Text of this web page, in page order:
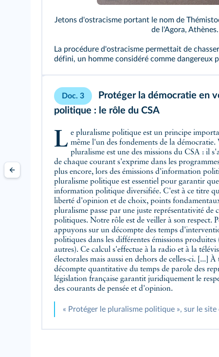
Jetons d'ostracisme portant le nom de
de l'Agora, Athènes.
La procédure d'ostracisme permettait de
défini, un homme considéré comme dangereux
Doc. 3
Protéger la démocratie en
politique : le rôle du CSA
Le pluralisme politique est un principe important dans notre société. C'est même l'un des fondements de la démocratie.
pluralisme est une des missions du CSA : il
de chaque courant s'exprime dans les
plus encore, lors des émissions d'information
pluralisme politique est essentiel pour garantir
information politique diversifiée. C'est à ce titre
liberté d'opinion et de choix, points
pluralisme passe par une juste représentativité de
politiques. Notre rôle est de veiller à son respect.
appuyons sur un décompte des temps
politiques dans les différentes émissions
autres). Ce calcul s'effectue à la radio et à la
électorales mais aussi en dehors de celles-ci. [...]
décompte quantitative du temps de parole des
législation française garantit juridiquement le
des courants de pensée et d'opinion.
« Protéger le pluralisme politique », sur le site